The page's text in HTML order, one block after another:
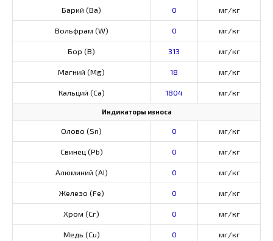
Барий (Ва) 0 мг/кг
Вольфрам (W) 0 мг/кг
Бор (В) 313 мг/кг
Магний (Mg) 18 мг/кг
Кальций (Са) 1804 мг/кг
Индикаторы износа
Олово (Sn) 0 мг/кг
Свинец (Pb) 0 мг/кг
Алюминий (AI) 0 мг/кг
Железо (Fe) 0 мг/кг
Хром (Сг) 0 мг/кг
Медь (Cu) 0 мг/кг